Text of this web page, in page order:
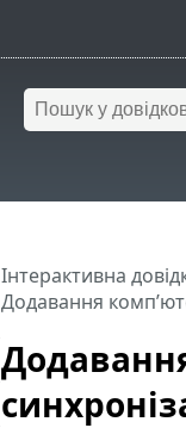
Інтерактивна
Додавання